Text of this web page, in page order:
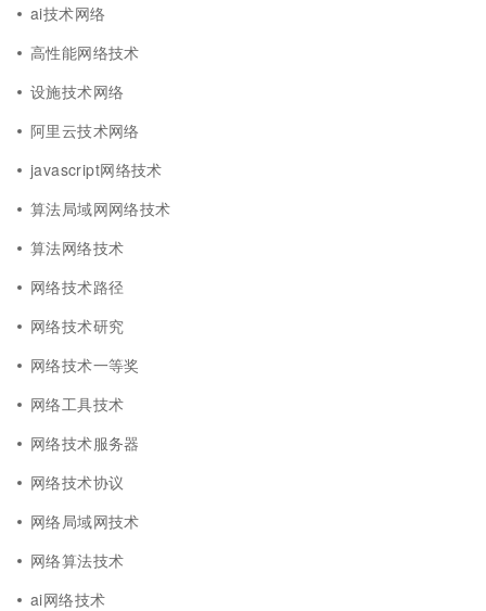
ai技术网络
高性能网络技术
设施技术网络
阿里云技术网络
javascript网络技术
算法局域网网络技术
算法网络技术
网络技术路径
网络技术研究
网络技术一等奖
网络工具技术
网络技术服务器
网络技术协议
网络局域网技术
网络算法技术
ai网络技术